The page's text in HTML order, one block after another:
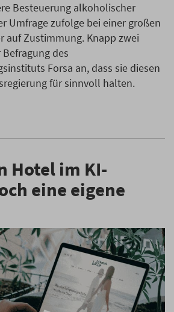
Besteuerung alkoholischer
Umfrage zufolge bei einer großen
auf Zustimmung. Knapp zwei
des
Forsa an, dass sie diesen
für sinnvoll halten.
Hotel im KI-
eine eigene